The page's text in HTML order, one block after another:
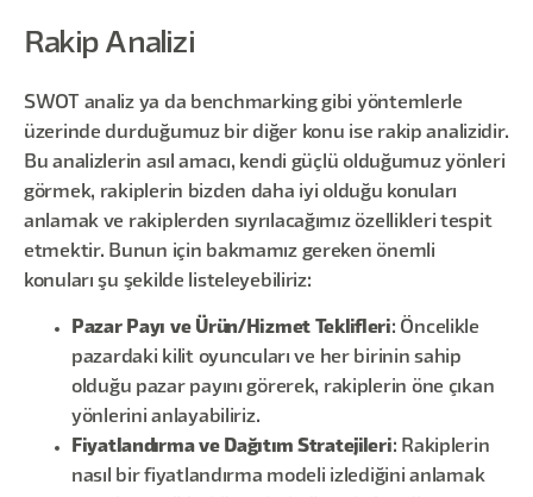
Rakip Analizi
SWOT analiz ya da benchmarking gibi yöntemlerle
üzerinde durduğumuz bir diğer konu ise rakip analizidir.
Bu analizlerin asıl amacı, kendi güçlü olduğumuz yönleri
görmek, rakiplerin bizden daha iyi olduğu konuları
anlamak ve rakiplerden sıyrılacağımız özellikleri tespit
etmektir. Bunun için bakmamız gereken önemli
konuları şu şekilde listeleyebiliriz:
Pazar Payı ve Ürün/Hizmet Teklifleri: Öncelikle
pazardaki kilit oyuncuları ve her birinin sahip
olduğu pazar payını görerek, rakiplerin öne çıkan
yönlerini anlayabiliriz.
Fiyatlandırma ve Dağıtım Stratejileri: Rakiplerin
nasıl bir fiyatlandırma modeli izlediğini anlamak